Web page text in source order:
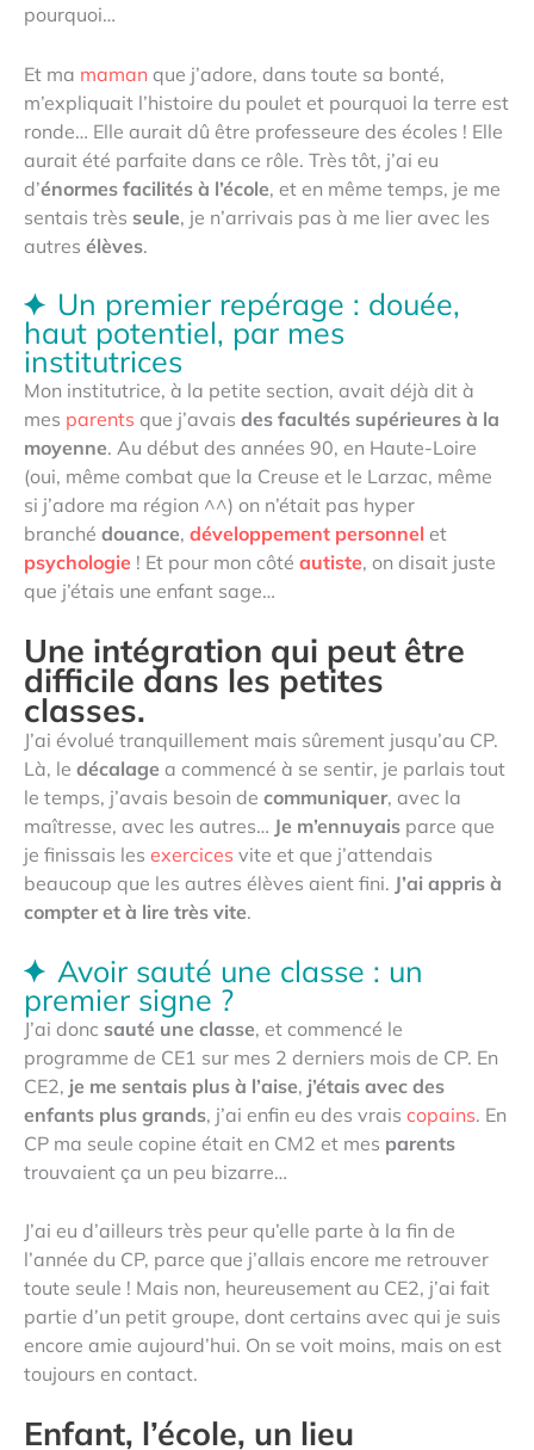
pourquoi…
Et ma maman que j’adore, dans toute sa bonté,
m’expliquait l’histoire du poulet et pourquoi la terre est
ronde… Elle aurait dû être professeure des écoles ! Elle
aurait été parfaite dans ce rôle. Très tôt, j’ai eu
d’énormes facilités à l’école, et en même temps, je me
sentais très seule, je n’arrivais pas à me lier avec les
autres élèves.
Un premier repérage : douée,
haut potentiel, par mes
institutrices
Mon institutrice, à la petite section, avait déjà dit à
mes parents que j’avais des facultés supérieures à la
moyenne. Au début des années 90, en Haute-Loire
(oui, même combat que la Creuse et le Larzac, même
si j’adore ma région ^^) on n’était pas hyper
branché douance, développement personnel et
psychologie ! Et pour mon côté autiste, on disait juste
que j’étais une enfant sage…
Une intégration qui peut être
difficile dans les petites
classes.
J’ai évolué tranquillement mais sûrement jusqu’au CP.
Là, le décalage a commencé à se sentir, je parlais tout
le temps, j’avais besoin de communiquer, avec la
maîtresse, avec les autres… Je m’ennuyais parce que
je finissais les exercices vite et que j’attendais
beaucoup que les autres élèves aient fini. J’ai appris à
compter et à lire très vite.
Avoir sauté une classe : un
premier signe ?
J’ai donc sauté une classe, et commencé le
programme de CE1 sur mes 2 derniers mois de CP. En
CE2, je me sentais plus à l’aise, j’étais avec des
enfants plus grands, j’ai enfin eu des vrais copains. En
CP ma seule copine était en CM2 et mes parents
trouvaient ça un peu bizarre…
J’ai eu d’ailleurs très peur qu’elle parte à la fin de
l’année du CP, parce que j’allais encore me retrouver
toute seule ! Mais non, heureusement au CE2, j’ai fait
partie d’un petit groupe, dont certains avec qui je suis
encore amie aujourd’hui. On se voit moins, mais on est
toujours en contact.
Enfant, l’école, un lieu